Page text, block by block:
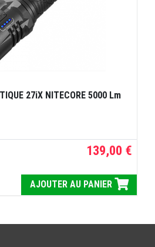
27iX NITECORE 5000 Lm
139,00 €
AJOUTER AU PANIER